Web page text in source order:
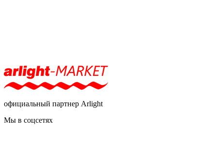
официальный партнер Arlight
Мы в соцсетях